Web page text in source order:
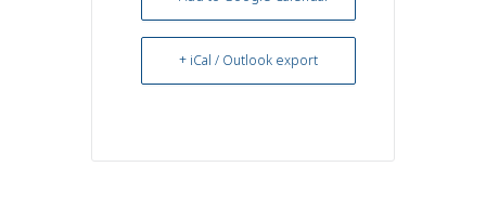
+ iCal / Outlook export